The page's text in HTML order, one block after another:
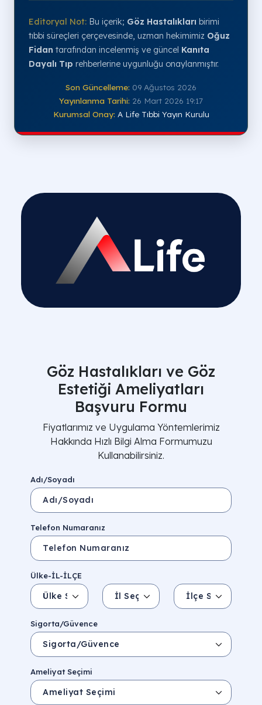
Editoryal Not: Bu içerik; Göz Hastalıkları birimi
tıbbi süreçleri çerçevesinde, uzman hekimimiz Oğuz
Fidan tarafından incelenmiş ve güncel Kanıta
Dayalı Tıp rehberlerine uygunluğu onaylanmıştır.
Son Güncelleme: 09 Ağustos 2026
Yayınlanma Tarihi: 26 Mart 2026 19:17
Kurumsal Onay: A Life Tıbbi Yayın Kurulu
Göz Hastalıkları ve Göz
Estetiği Ameliyatları
Başvuru Formu
Fiyatlarımız ve Uygulama Yöntemlerimiz
Hakkında Hızlı Bilgi Alma Formumuzu
Kullanabilirsiniz.
Adı/Soyadı
Telefon Numaranız
Ülke-İL-İLÇE
Ülke Seçin
İl Seçin İlçe Seçin
Sigorta/Güvence
Ameliyat Seçimi